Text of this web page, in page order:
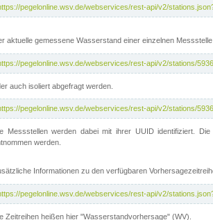
pegelonline.wsv.de/webservices/rest-api/v2/
aktuelle gemessene Wasserstand einer einzelnen
pegelonline.wsv.de/webservices/rest-api/v2/stations/
auch isoliert abgefragt werden.
pegelonline.wsv.de/webservices/rest-api/v2/stations/
Messstellen werden dabei mit ihrer UUID identifiziert.
werden.
Informationen zu den verfügbaren
pegelonline.wsv.de/webservices/rest-api/v2/
Zeitreihen heißen hier "Wasserstandvorhersage" (WV).